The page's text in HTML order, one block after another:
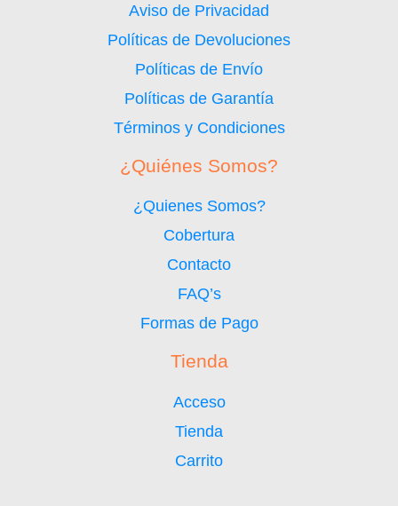
Aviso de Privacidad
Políticas de Devoluciones
Políticas de Envío
Políticas de Garantía
Términos y Condiciones
¿Quiénes Somos?
¿Quienes Somos?
Cobertura
Contacto
FAQ’s
Formas de Pago
Tienda
Acceso
Tienda
Carrito